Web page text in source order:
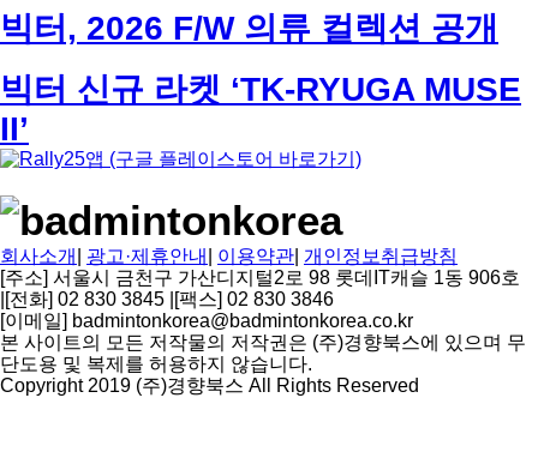
빅터, 2026 F/W 의류 컬렉션 공개
빅터 신규 라켓 ‘TK-RYUGA MUSE
II’
회사소개 광고·제휴안내 이용약관 개인정보취급방침
[주소] 서울시 금천구 가산디지털2로 98 롯데IT캐슬 1동 906호
[전화] 02 830 3845 [팩스] 02 830 3846
[이메일] badmintonkorea@badmintonkorea.co.kr
본 사이트의 모든 저작물의 저작권은 (주)경향북스에 있으며 무
단도용 및 복제를 허용하지 않습니다.
Copyright 2019 (주)경향북스 All Rights Reserved